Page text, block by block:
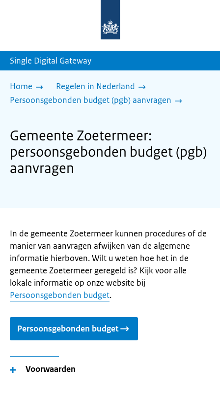
homepage
Single Digital Gateway
Home
Regelen in Nederland
Persoonsgebonden budget (pgb) aanvragen
Gemeente Zoetermeer:
persoonsgebonden budget (pgb)
aanvragen
In de gemeente Zoetermeer kunnen procedures of de
manier van aanvragen afwijken van de algemene
informatie hierboven. Wilt u weten hoe het in de
gemeente Zoetermeer geregeld is? Kijk voor alle
lokale informatie op onze website bij
Persoonsgebonden budget.
Persoonsgebonden budget
Voorwaarden